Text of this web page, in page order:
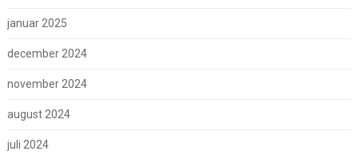
januar 2025
december 2024
november 2024
august 2024
juli 2024